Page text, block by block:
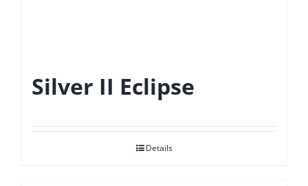
Silver II Eclipse
Details